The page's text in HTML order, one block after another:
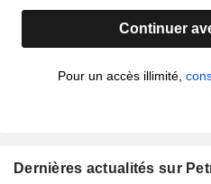
Continuer
Pour un accès illimité,
Dernières actualités sur